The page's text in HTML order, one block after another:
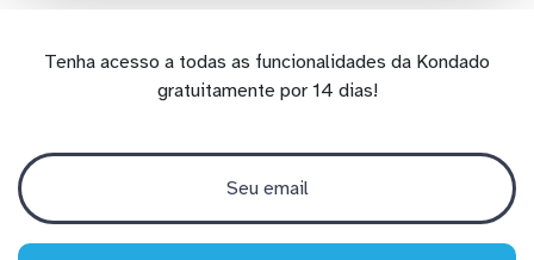
Tenha acesso a todas as funcionalidades da Kondado
gratuitamente por 14 dias!